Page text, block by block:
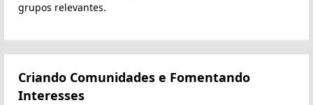
grupos relevantes.
Criando Comunidades e Fomentando
Interesses